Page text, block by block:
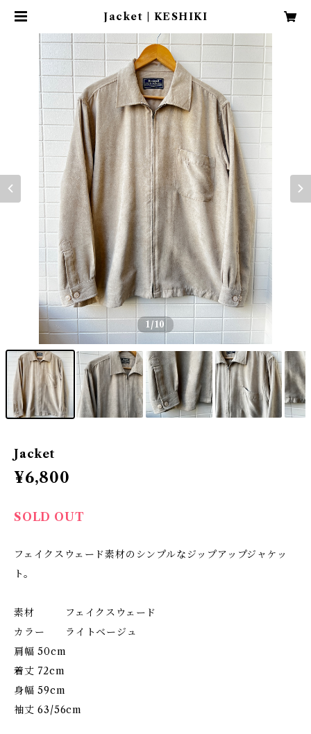
Jacket | KESHIKI
1/10
Jacket
¥6,800
SOLD OUT
フェイクスウェード素材のシンプルなジップアップジャケッ
ト。
素材 フェイクスウェード
カラー ライトベージュ
肩幅 50cm
着丈 72cm
身幅 59cm
袖丈 63/56cm